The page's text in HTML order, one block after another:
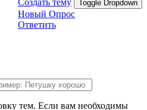
Создать тему Toggle Dropdown
Новый Опрос
Ответить
тем. Если вам необходимы